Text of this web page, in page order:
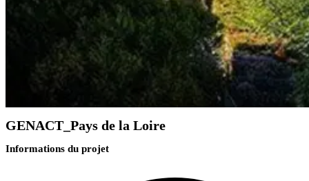
GENACT_Pays de la Loire
Informations du projet